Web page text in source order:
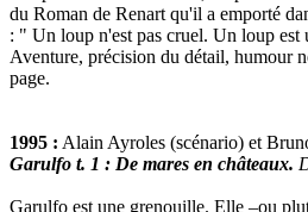
du Roman de Renart qu'il a emporté
: " Un loup n'est pas cruel. Un loup est
Aventure, précision du détail, humour
page.
1995 : Alain Ayroles (scénario) et
Garulfo t. 1 : De mares en châteaux.
Garulfo est une grenouille. Elle –ou